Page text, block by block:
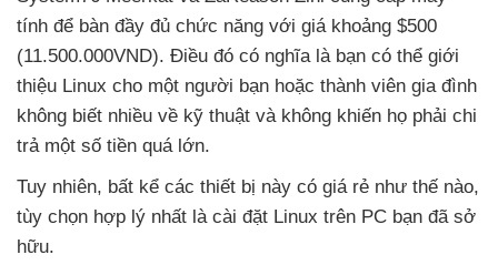
tính để bàn đầy đủ chức năng với giá khoảng $500
(11.500.000VND). Điều đó có nghĩa là bạn có thể giới
thiệu Linux cho một người bạn hoặc thành viên gia đình
không biết nhiều về kỹ thuật và không khiến họ phải chi
trả một số tiền quá lớn.
Tuy nhiên, bất kể các thiết bị này có giá rẻ như thế nào,
tùy chọn hợp lý nhất là cài đặt Linux trên PC bạn đã sở
hữu.